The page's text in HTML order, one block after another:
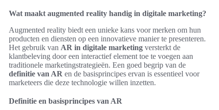
Wat maakt augmented reality handig in digitale marketing?
Augmented reality biedt een unieke kans voor merken om hun
producten en diensten op een innovatieve manier te presenteren.
Het gebruik van AR in digitale marketing versterkt de
klantbeleving door een interactief element toe te voegen aan
traditionele marketingstrategieën. Een goed begrip van de
definitie van AR en de basisprincipes ervan is essentieel voor
marketeers die deze technologie willen inzetten.
Definitie en basisprincipes van AR